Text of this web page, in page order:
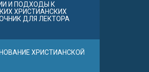
И ПОДХОДЫ К
ХРИСТИАНСКИХ
ДЛЯ ЛЕКТОРА
ХРИСТИАНСКОЙ